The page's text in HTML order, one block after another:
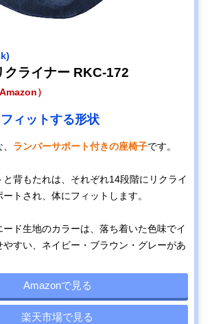
クライナー RKC-172
）
ィットする形状
ランバーサポート付きの座椅子です。
と背もたれは、それぞれ14段階にリクライ
トされ、体にフィットします。
ド生地のカラーは、落ち着いた色味でイ
やすい、ネイビー・ブラウン・グレーがあ
Amazonで見る
楽天市場で見る